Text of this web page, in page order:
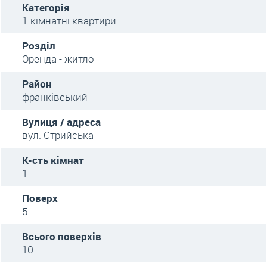
Категорія
1-кімнатні квартири
Розділ
Оренда - житло
Район
франківський
Вулиця / адреса
вул. Стрийська
К-сть кімнат
1
Поверх
5
Всього поверхів
10